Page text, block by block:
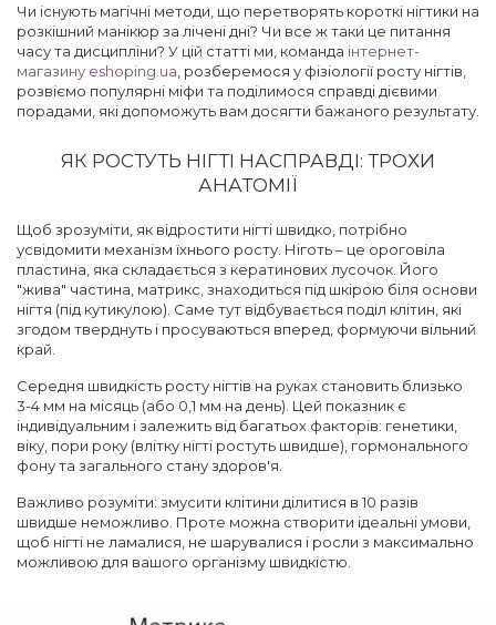
Чи існують магічні методи, що перетворять короткі нігтики на
розкішний манікюр за лічені дні? Чи все ж таки це питання
часу та дисципліни? У цій статті ми, команда інтернет-
магазину eshoping.ua , розберемося у фізіології росту нігтів,
розвіємо популярні міфи та поділимося справді дієвими
порадами, які допоможуть вам досягти бажаного результату.
ЯК РОСТУТЬ НІГТІ НАСПРАВДІ: ТРОХИ
АНАТОМІЇ
Щоб зрозуміти, як відростити нігті швидко, потрібно
усвідомити механізм їхнього росту. Ніготь – це ороговіла
пластина, яка складається з кератинових лусочок. Його
"жива" частина, матрикс, знаходиться під шкірою біля основи
нігтя (під кутикулою). Саме тут відбувається поділ клітин, які
згодом тверднуть і просуваються вперед, формуючи вільний
край.
Середня швидкість росту нігтів на руках становить близько
3-4 мм на місяць (або 0,1 мм на день). Цей показник є
індивідуальним і залежить від багатьох факторів: генетики,
віку, пори року (влітку нігті ростуть швидше), гормонального
фону та загального стану здоров'я.
Важливо розуміти: змусити клітини ділитися в 10 разів
швидше неможливо. Проте можна створити ідеальні умови,
щоб нігті не ламалися, не шарувалися і росли з максимально
можливою для вашого організму швидкістю.